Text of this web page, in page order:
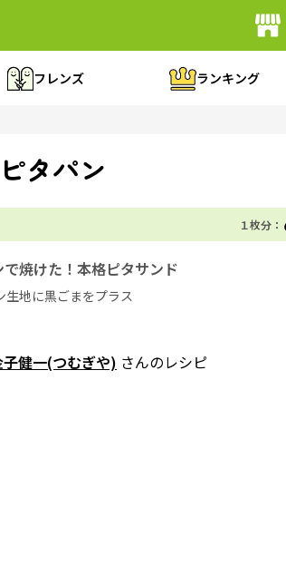
フレンズ ランキング
タパン
１枚分：
焼けた！本格ピタサンド
生地に黒ごまをプラス
健一(つむぎや) さんのレシピ